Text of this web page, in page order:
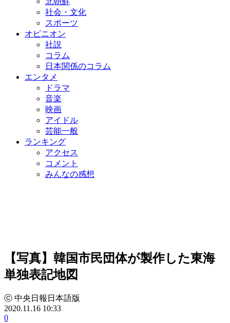
社会・文化
スポーツ
オピニオン
社説
コラム
日本関係のコラム
エンタメ
ドラマ
音楽
映画
アイドル
芸能一般
ランキング
アクセス
コメント
みんなの感想
【写真】韓国市民団体が製作した東海
単独表記地図
ⓒ 中央日報日本語版
2020.11.16 10:33
0